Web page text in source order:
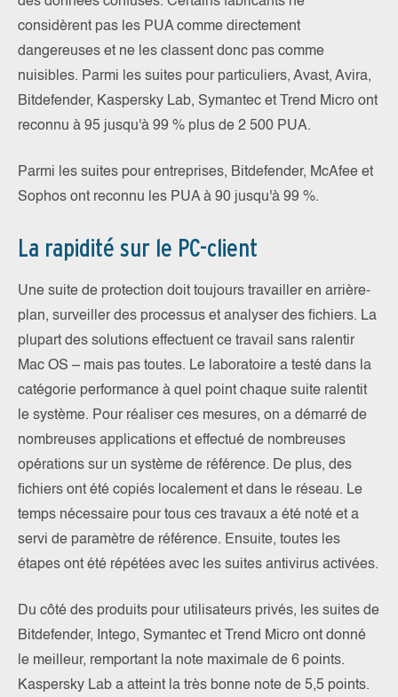
considèrent pas les PUA comme directement
dangereuses et ne les classent donc pas comme
nuisibles. Parmi les suites pour particuliers, Avast, Avira,
Bitdefender, Kaspersky Lab, Symantec et Trend Micro ont
reconnu à 95 jusqu'à 99 % plus de 2 500 PUA.
Parmi les suites pour entreprises, Bitdefender, McAfee et
Sophos ont reconnu les PUA à 90 jusqu'à 99 %.
La rapidité sur le PC-client
Une suite de protection doit toujours travailler en arrière-
plan, surveiller des processus et analyser des fichiers. La
plupart des solutions effectuent ce travail sans ralentir
Mac OS – mais pas toutes. Le laboratoire a testé dans la
catégorie performance à quel point chaque suite ralentit
le système. Pour réaliser ces mesures, on a démarré de
nombreuses applications et effectué de nombreuses
opérations sur un système de référence. De plus, des
fichiers ont été copiés localement et dans le réseau. Le
temps nécessaire pour tous ces travaux a été noté et a
servi de paramètre de référence. Ensuite, toutes les
étapes ont été répétées avec les suites antivirus activées.
Du côté des produits pour utilisateurs privés, les suites de
Bitdefender, Intego, Symantec et Trend Micro ont donné
le meilleur, remportant la note maximale de 6 points.
Kaspersky Lab a atteint la très bonne note de 5,5 points.